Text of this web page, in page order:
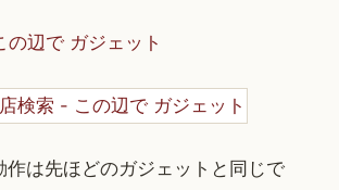
の辺で ガジェット
作は先ほどのガジェットと同じで